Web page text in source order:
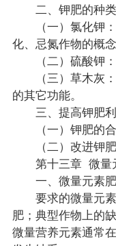
二、钾肥的种类
（一）氯化钾：
化、忌氮作物的概
（二）硫酸钾：
（三）草木灰：
的其它功能。
三、提高钾肥利
（一）钾肥的合
（二）改进钾肥
第十三章 微量
一、微量元素
要求的微量元素
肥；典型作物上的
微量营养元素通常